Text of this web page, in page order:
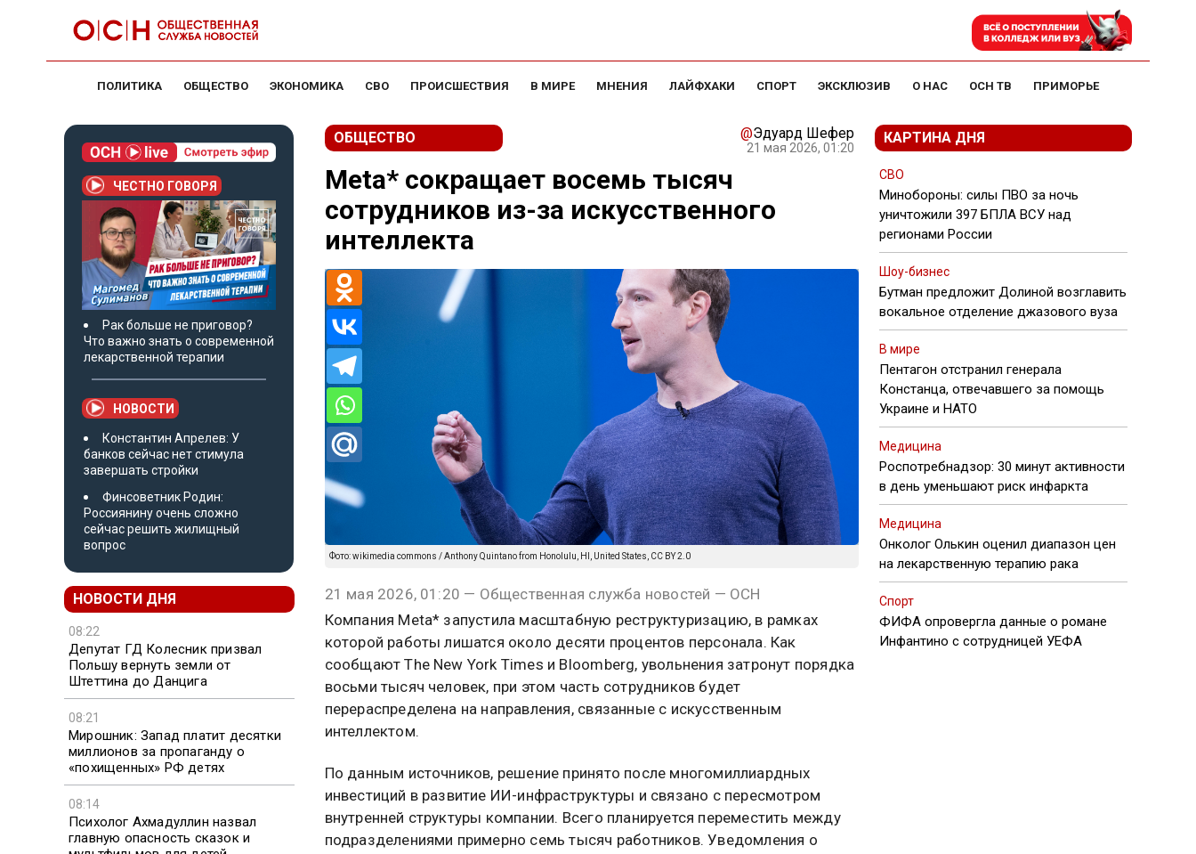
ПОЛИТИКА ОБЩЕСТВО ЭКОНОМИКА СВО ПРОИСШЕСТВИЯ В МИРЕ МНЕНИЯ ЛАЙФХАКИ СПОРТ ЭКСКЛЮЗИВ О НАС ОСН ТВ ПРИМОРЬЕ
ЧЕСТНО ГОВОРЯ
Рак больше не приговор?
Что важно знать о современной
лекарственной терапии
НОВОСТИ
Константин Апрелев: У
банков сейчас нет стимула
завершать стройки
Финсоветник Родин:
Россиянину очень сложно
сейчас решить жилищный
вопрос
НОВОСТИ ДНЯ
08:22
Депутат ГД Колесник призвал
Польшу вернуть земли от
Штеттина до Данцига
08:21
Мирошник: Запад платит десятки
миллионов за пропаганду о
«похищенных» РФ детях
08:14
Психолог Ахмадуллин назвал
главную опасность сказок и
ОБЩЕСТВО @Эдуард Шефер
21 мая 2026, 01:20
Meta* сокращает восемь тысяч
сотрудников из-за искусственного
интеллекта
Фото: wikimedia commons / Anthony Quintano from Honolulu, HI, United States, CC BY 2.0
21 мая 2026, 01:20 — Общественная служба новостей — ОСН
Компания Meta* запустила масштабную реструктуризацию, в рамках
которой работы лишатся около десяти процентов персонала. Как
сообщают The New York Times и Bloomberg, увольнения затронут порядка
восьми тысяч человек, при этом часть сотрудников будет
перераспределена на направления, связанные с искусственным
интеллектом.
По данным источников, решение принято после многомиллиардных
инвестиций в развитие ИИ-инфраструктуры и связано с пересмотром
внутренней структуры компании. Всего планируется переместить между
подразделениями примерно семь тысяч работников. Уведомления о
КАРТИНА ДНЯ
СВО
Минобороны: силы ПВО за ночь
уничтожили 397 БПЛА ВСУ над
регионами России
Шоу-бизнес
Бутман предложит Долиной возглавить
вокальное отделение джазового вуза
В мире
Пентагон отстранил генерала
Констанца, отвечавшего за помощь
Украине и НАТО
Медицина
Роспотребнадзор: 30 минут активности
в день уменьшают риск инфаркта
Медицина
Онколог Олькин оценил диапазон цен
на лекарственную терапию рака
Спорт
ФИФА опровергла данные о романе
Инфантино с сотрудницей УЕФА